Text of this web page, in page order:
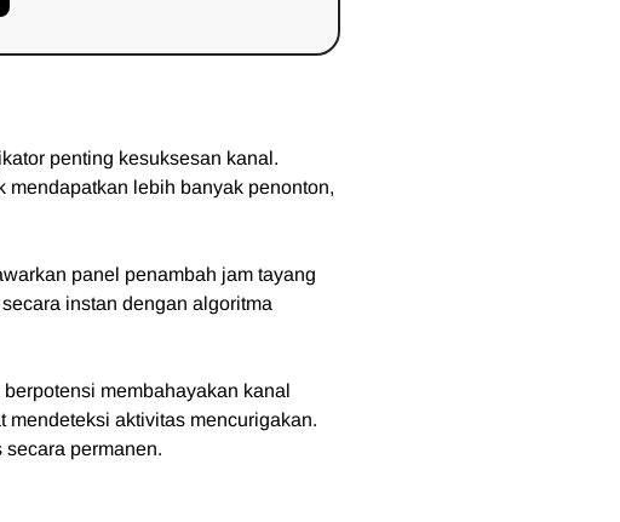
penting kesuksesan kanal.
mendapatkan lebih banyak penonton,
panel penambah jam tayang
instan dengan algoritma
membahayakan kanal
mendeteksi aktivitas mencurigakan.
permanen.